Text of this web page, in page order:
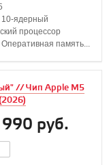
10‑ядерный
процессор
Оперативная память...
// Чип Apple M5
руб.